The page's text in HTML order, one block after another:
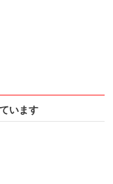
います